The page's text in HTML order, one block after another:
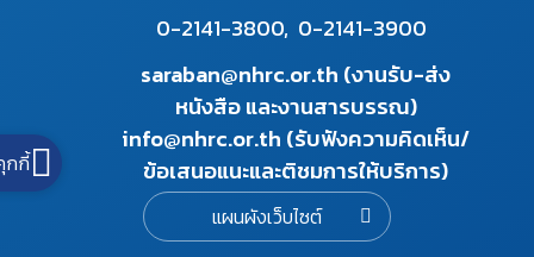
0-2141-3800, 0-2141-3900
saraban@nhrc.or.th (งานรับ-ส่ง
หนังสือ และงานสารบรรณ)
info@nhrc.or.th (รับฟังความคิดเห็น/
ข้อเสนอแนะและติชมการให้บริการ)
แผนผังเว็บไซต์
กกี้